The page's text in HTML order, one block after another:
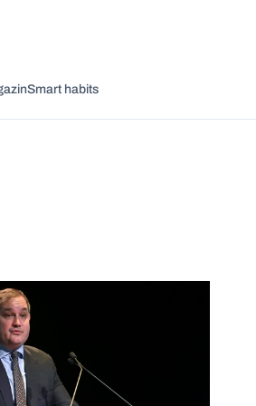
fel a következő témákat
Smart habits